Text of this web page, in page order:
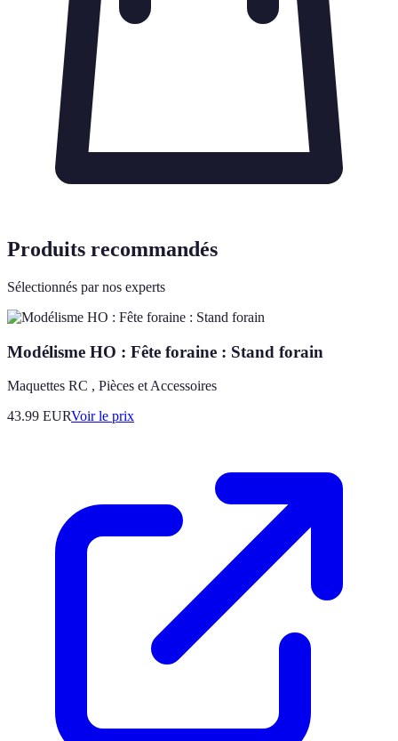
Produits recommandés
Sélectionnés par nos experts
Modélisme HO : Fête foraine : Stand forain
Maquettes RC , Pièces et Accessoires
43.99 EURVoir le prix